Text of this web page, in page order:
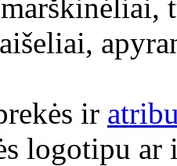
marškinėliai,
ir
logotipu